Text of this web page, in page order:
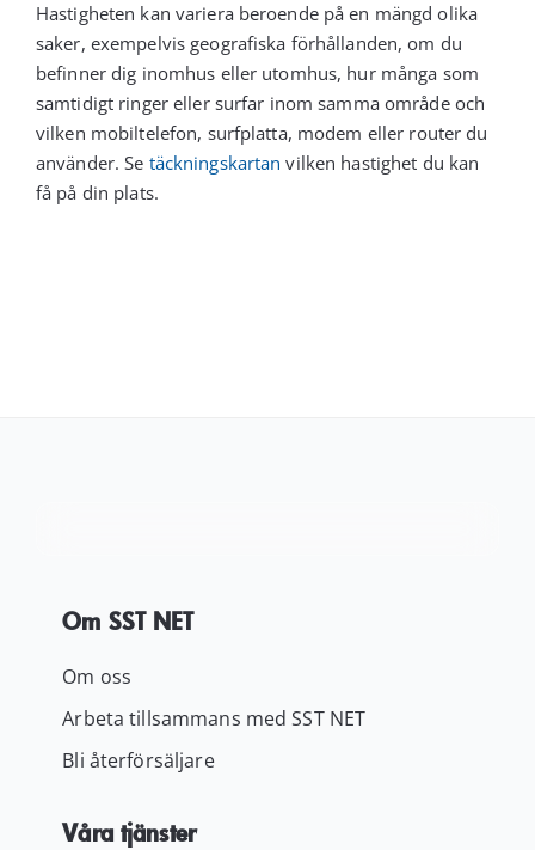
Jobba hos oss
Bli återförsäljare
Kundservice
Hastigheten kan variera beroende på en mängd olika
saker, exempelvis geografiska förhållanden, om du
befinner dig inomhus eller utomhus, hur många som
samtidigt ringer eller surfar inom samma område och
vilken mobiltelefon, surfplatta, modem eller router du
använder. Se täckningskartan vilken hastighet du kan
få på din plats.
Om SST NET
Om oss
Arbeta tillsammans med SST NET
Bli återförsäljare
Våra tjänster